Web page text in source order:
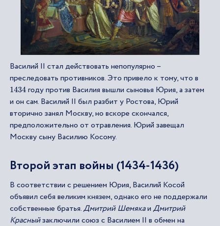
Василий II стал действовать непопулярно –
преследовать противников. Это привело к тому, что в
1434году против Василия вышли сыновья Юрия, а затем
и он сам. Василий II был разбит у Ростова, Юрий
вторично занял Москву, но вскоре скончался,
предположительно от отравления. Юрий завещал
Москву сыну Василию Косому.
Второй этап войны (1434-1436)
В соответствии с решением Юрия, Василий Косой
объявил себя великим князем, однако его не поддержали
собственные братья.Дмитрий ШемякаиДмитрий
Красныйзаключили союз с Василием II в обмен на